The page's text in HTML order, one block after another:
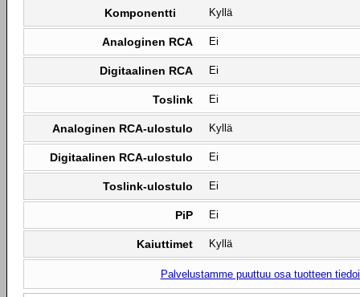
Komponentti Kyllä
Analoginen RCA Ei
Digitaalinen RCA Ei
Toslink Ei
Analoginen RCA-ulostulo Kyllä
Digitaalinen RCA-ulostulo Ei
Toslink-ulostulo Ei
PiP Ei
Kaiuttimet Kyllä
Palvelustamme puuttuu osa tuotteen